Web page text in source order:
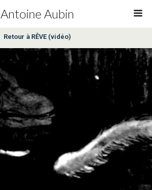
Antoine Aubin
Retour à RÊVE (vidéo)